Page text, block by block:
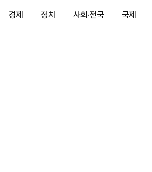
경제 정치 사회·전국 국제